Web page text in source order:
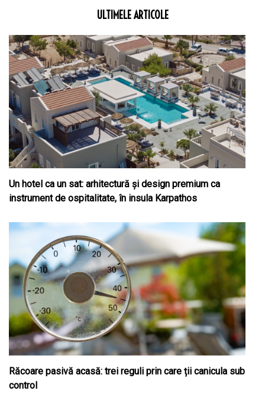
ULTIMELE ARTICOLE
Un hotel ca un sat: arhitectură și design premium ca
instrument de ospitalitate, în insula Karpathos
Răcoare pasivă acasă: trei reguli prin care ții canicula sub
control